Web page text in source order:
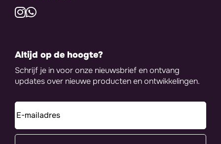
Altijd op de hoogte?
Schrijf je in voor onze nieuwsbrief en ontvang
updates over nieuwe producten en ontwikkelingen.